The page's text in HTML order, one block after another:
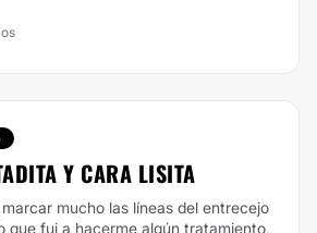
Y CARA LISITA
mucho las líneas del entrecejo
que fui a hacerme algún tratamiento,